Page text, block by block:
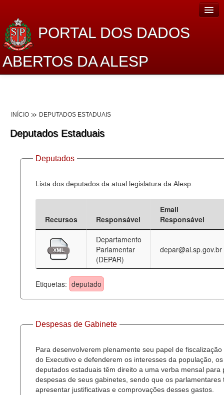
PORTAL DOS DADOS
ABERTOS DA ALESP
Lei de Acesso à Informação
Dados Governamentais Abertos
Planejamento
Catálogo de dados
Processo Legislativo
Deputados Estaduais
Administração
Legislação
Agenda
Perguntas frequentes
INÍCIO DEPUTADOS ESTADUAIS
Deputados Estaduais
Deputados
Lista dos deputados da atual legislatura da Alesp.
Recursos Responsável
Email
Responsável
Departamento
Parlamentar
(DEPAR)
depar@al.sp.gov.br
Etiquetas: deputado
Despesas de Gabinete
Para desenvolverem plenamente seu papel de fiscalização
do Executivo e defenderem os interesses da população, os
deputados estaduais têm direito a uma verba mensal para
despesas de seus gabinetes, sendo que os parlamentares
apresentar justificativas e comprovações desses gastos.